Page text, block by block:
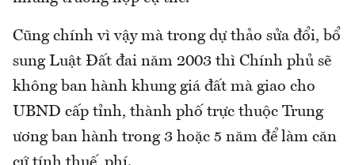
Cũng chính vì vậy mà trong dự thảo sửa đổi, bổ
sung Luật Đất đai năm 2003 thì Chính phủ sẽ
không ban hành khung giá đất mà giao cho
UBND cấp tỉnh, thành phố trực thuộc Trung
ương ban hành trong 3 hoặc 5 năm để làm căn